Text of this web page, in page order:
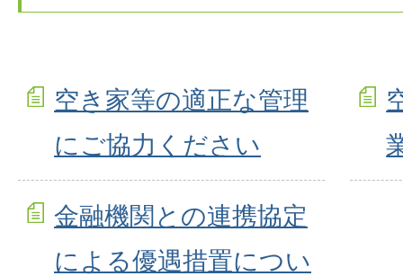
空き家等の適正な管理
にご協力ください
金融機関との連携協定
による優遇措置につい